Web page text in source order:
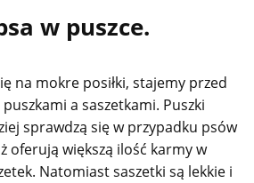
w puszce.
na mokre posiłki, stajemy przed
a saszetkami. Puszki
sprawdzą się w przypadku psów
oferują większą ilość karmy w
Natomiast saszetki są lekkie i